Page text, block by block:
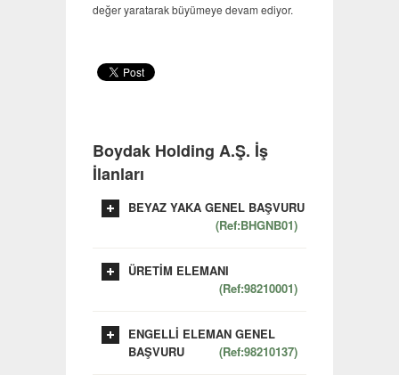
değer yaratarak büyümeye devam ediyor.
Boydak Holding A.Ş. İş
İlanları
BEYAZ YAKA GENEL BAŞVURU
(Ref:BHGNB01)
ÜRETİM ELEMANI
(Ref:98210001)
ENGELLİ ELEMAN GENEL
BAŞVURU
(Ref:98210137)